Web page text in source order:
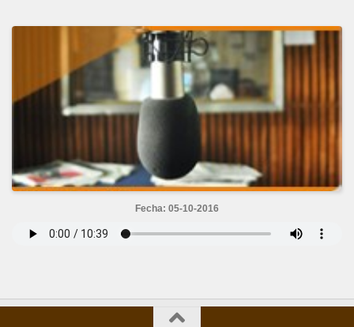
Fecha: 05-10-2016